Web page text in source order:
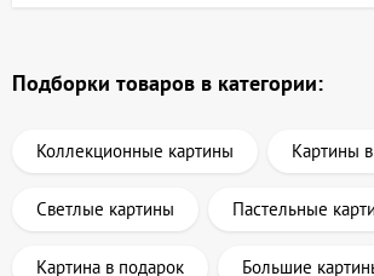
Подборки товаров в категории:
Коллекционные картины Картины
Светлые картины Пастельные
Картина в подарок Большие